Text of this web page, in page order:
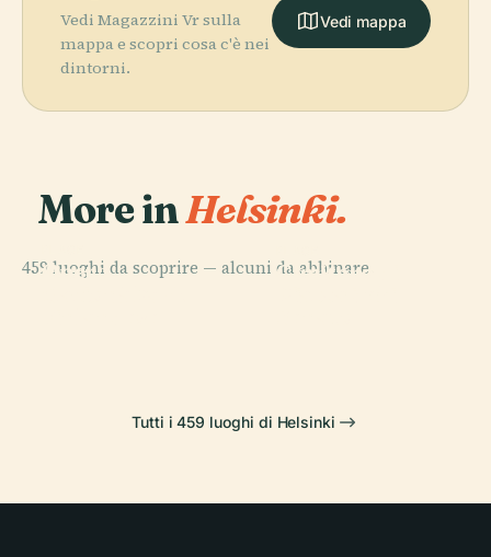
Vedi Magazzini Vr sulla
mappa e scopri cosa c'è nei
dintorni.
Vedi mappa
More inHelsinki.
459 luoghi da scoprire — alcuni da abbinare.
PLACE
Cimitero di
Opera
PLACE
Tutti i 459 luoghi di Helsinki